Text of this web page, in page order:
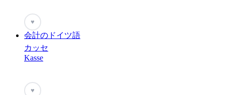
♥
会計のドイツ語
カッセ
Kasse
♥